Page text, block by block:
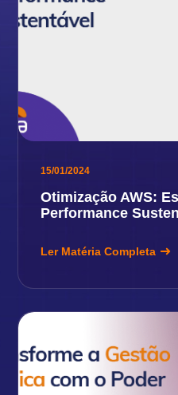
15/01/2024
Otimização AWS:
Performance
Ler Matéria Completa